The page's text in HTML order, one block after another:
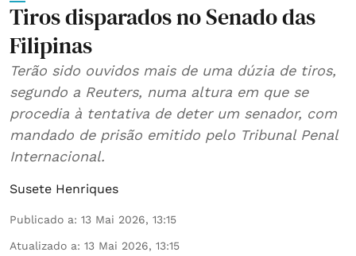
Tiros disparados no Senado das
Filipinas
Terão sido ouvidos mais de uma dúzia de tiros,
segundo a Reuters, numa altura em que se
procedia à tentativa de deter um senador, com
mandado de prisão emitido pelo Tribunal Penal
Internacional.
Susete Henriques
Publicado a: 13 Mai 2026, 13:15
Atualizado a: 13 Mai 2026, 13:15